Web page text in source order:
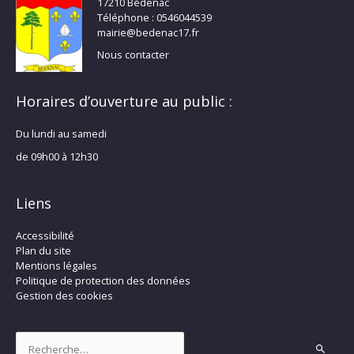
Téléphone : 0546044539
mairie@bedenac17.fr
Nous contacter
Horaires d’ouverture au public :
Du lundi au samedi
de 09h00 à 12h30
Liens
Accessibilité
Plan du site
Mentions légales
Politique de protection des données
Gestion des cookies